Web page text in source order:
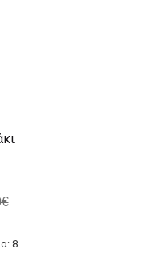
8